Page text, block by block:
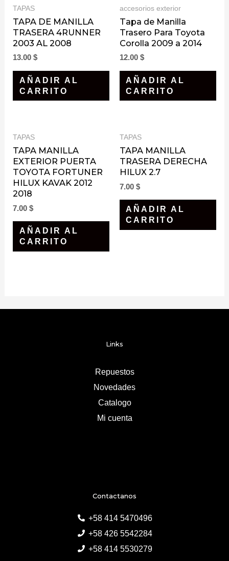
TAPAS
TAPA DE MANILLA
TRASERA 4RUNNER
2003 AL 2008
13.00$
AÑADIR AL
CARRITO
accesorios exterior
Tapa de Manilla
Trasero Para Toyota
Corolla 2009 a 2014
12.00 $
AÑADIR AL
CARRITO
TAPAS
TAPA MANILLA
EXTERIOR PUERTA
TOYOTA FORTUNER
HILUX KAVAK 2012
2018
7.00$
AÑADIR AL
CARRITO
TAPAS
TAPA MANILLA
TRASERA DERECHA
HILUX 2.7
7.00 $
AÑADIR AL
CARRITO
Contactanos
+58 414 5470496
+58 426 5542284
+58 414 5530279
Links
Repuestos
Novedades
Catalogo
Mi cuenta